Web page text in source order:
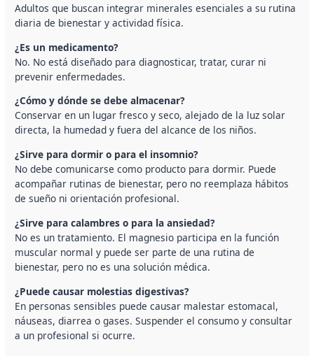
Adultos que buscan integrar minerales esenciales a su rutina
diaria de bienestar y actividad física.
¿Es un medicamento?
No. No está diseñado para diagnosticar, tratar, curar ni
prevenir enfermedades.
¿Cómo y dónde se debe almacenar?
Conservar en un lugar fresco y seco, alejado de la luz solar
directa, la humedad y fuera del alcance de los niños.
¿Sirve para dormir o para el insomnio?
No debe comunicarse como producto para dormir. Puede
acompañar rutinas de bienestar, pero no reemplaza hábitos
de sueño ni orientación profesional.
¿Sirve para calambres o para la ansiedad?
No es un tratamiento. El magnesio participa en la función
muscular normal y puede ser parte de una rutina de
bienestar, pero no es una solución médica.
¿Puede causar molestias digestivas?
En personas sensibles puede causar malestar estomacal,
náuseas, diarrea o gases. Suspender el consumo y consultar
a un profesional si ocurre.